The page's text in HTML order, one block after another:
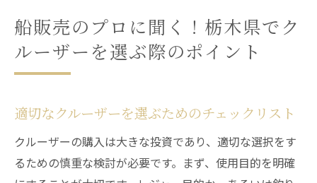
船販売のプロに聞く！栃木県でク
ルーザーを選ぶ際のポイント
適切なクルーザーを選ぶためのチェックリスト
クルーザーの購入は大きな投資であり、適切な選択をす
るための慎重な検討が必要です。まず、使用目的を明確